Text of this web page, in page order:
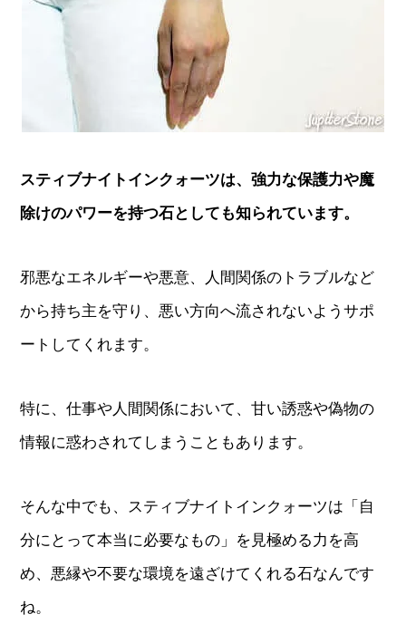
スティブナイトインクォーツは、強力な保護力や魔
除けのパワーを持つ石としても知られています。
邪悪なエネルギーや悪意、人間関係のトラブルなど
から持ち主を守り、悪い方向へ流されないようサポ
ートしてくれます。
特に、仕事や人間関係において、甘い誘惑や偽物の
情報に惑わされてしまうこともあります。
そんな中でも、スティブナイトインクォーツは「自
分にとって本当に必要なもの」を見極める力を高
め、悪縁や不要な環境を遠ざけてくれる石なんです
ね。